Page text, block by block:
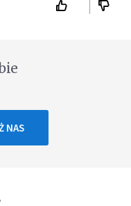
NAS